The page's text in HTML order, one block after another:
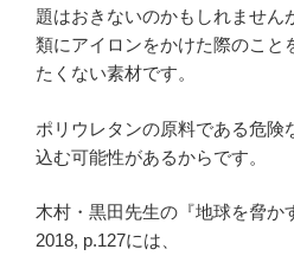
題はおきないのかもしれません
類にアイロンをかけた際のこと
たくない素材です。
ポリウレタンの原料である危険
込む可能性があるからです。
木村・黒田先生の『地球を脅か
2018, p.127には、